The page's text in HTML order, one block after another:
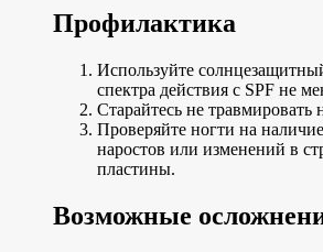
Профилактика
Используйте
спектра действия с SPF не
Старайтесь не травмировать
Проверяйте ногти на
наростов или изменений в
пластины.
Возможные